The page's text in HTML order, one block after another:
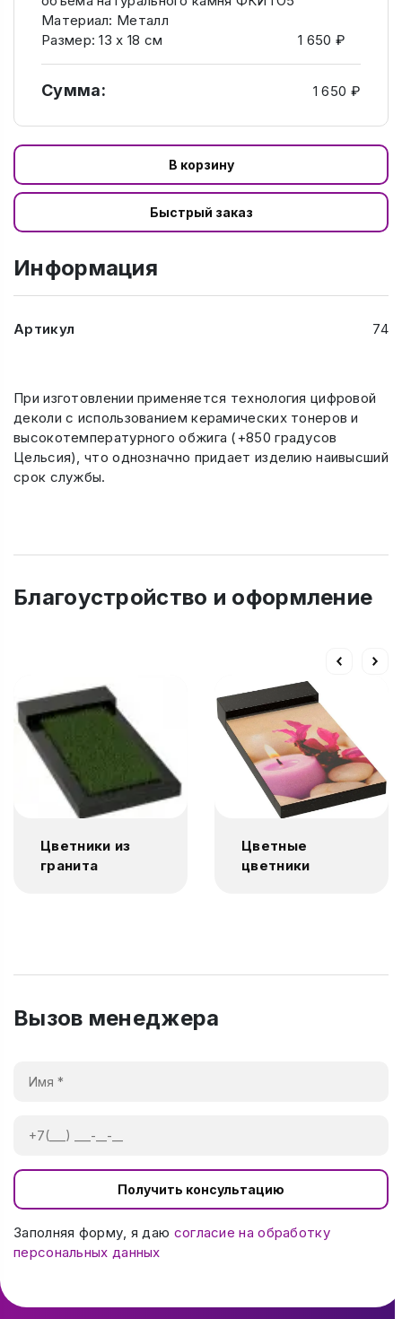
Материал: Металл
Размер: 13 х 18 см
1 650 ₽
Сумма: 1 650 ₽
В корзину
Быстрый заказ
Информация
Артикул 74
При изготовлении применяется технология цифровой
деколи с использованием керамических тонеров и
высокотемпературного обжига (+850 градусов
Цельсия), что однозначно придает изделию наивысший
срок службы.
Благоустройство и оформление
Цветники из
гранита
Цветные
цветники
Вызов менеджера
Получить консультацию
Заполняя форму, я даю согласие на обработку
персональных данных